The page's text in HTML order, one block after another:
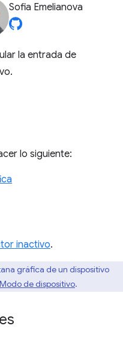
Sofia Emelianova
la entrada de
lo siguiente:
inactivo.
gráfica de un dispositivo
Modo de dispositivo.